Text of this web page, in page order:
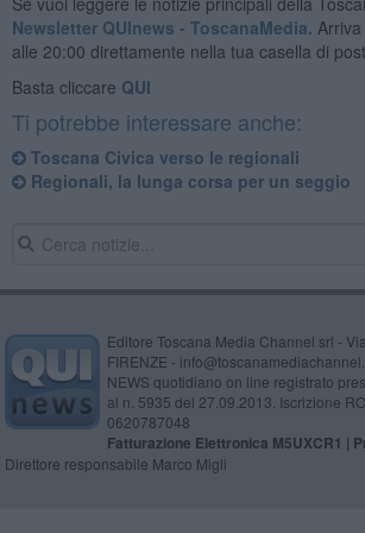
Newsletter QUInews - ToscanaMedia.
alle 20:00 direttamente nella tua casella di
Basta cliccare QUI
Ti potrebbe interessare anche:
Toscana Civica verso le regionali
Regionali, la lunga corsa per un seggio
Editore Toscana Media Channel srl -
FIRENZE -
NEWS quotidiano on line registrato
al n. 5935 del 27.09.2013. Iscrizione
0620787048
Fatturazione Elettronica M5UXCR1 |
Direttore responsabile Marco Migli